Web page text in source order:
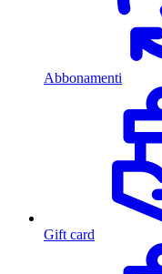
Abbonamenti
Gift card